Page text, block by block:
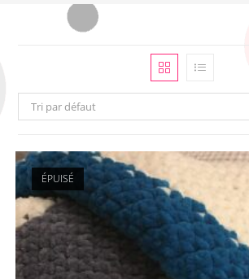
Tri par défaut
ÉPUISÉ